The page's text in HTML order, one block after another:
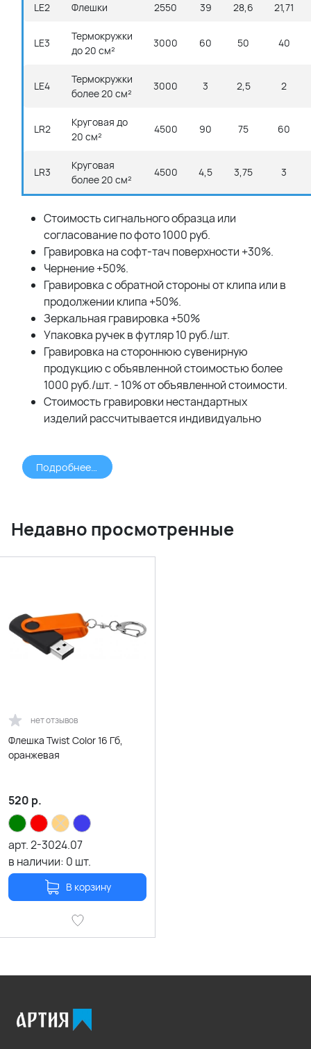
LE2 Флешки 2550 39 28,6 21,71
LE3
Термокружки
до 20 см²
3000 60 50 40
LE4
Термокружки
более 20 см²
3000 3 2,5 2
LR2
Круговая до
20 см²
4500 90 75 60
LR3
Круговая
более 20 см²
4500 4,5 3,75 3
Стоимость сигнального образца или
согласование по фото 1000 руб.
Гравировка на софт-тач поверхности +30%.
Чернение +50%.
Гравировка с обратной стороны от клипа или в
продолжении клипа +50%.
Зеркальная гравировка +50%
Упаковка ручек в футляр 10 руб./шт.
Гравировка на стороннюю сувенирную
продукцию с объявленной стоимостью более
1000 руб./шт. - 10% от объявленной стоимости.
Стоимость гравировки нестандартных
изделий рассчитывается индивидуально
Подробнее >>>
Недавно просмотренные
нет отзывов
Флешка Twist Color 16 Гб,
оранжевая
520 р.
арт.2-3024.07
в наличии: 0 шт.
В корзину